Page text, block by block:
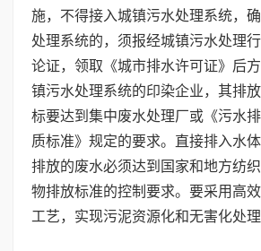
施，不得接入城镇污水处理系统，
处理系统的，须报经城镇污水处理
论证，领取《城市排水许可证》后
镇污水处理系统的印染企业，其排
标要达到集中废水处理厂或《污水
质标准》规定的要求。直接排入水
排放的废水必须达到国家和地方纺
物排放标准的控制要求。要采用高
工艺，实现污泥资源化和无害化处理